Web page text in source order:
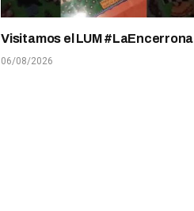
Visitamos el LUM #LaEncerrona
06/08/2026